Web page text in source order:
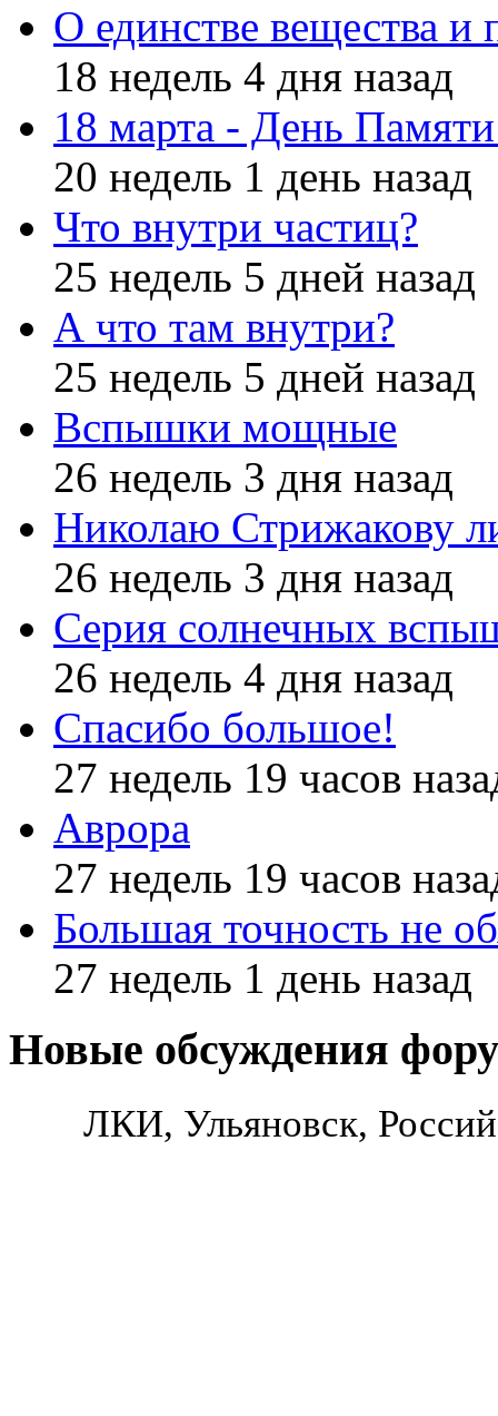
О единстве вещества и
18 недель 4 дня назад
18 марта - День
20 недель 1 день назад
Что внутри частиц?
25 недель 5 дней назад
А что там внутри?
25 недель 5 дней назад
Вспышки мощные
26 недель 3 дня назад
Николаю Стрижакову
26 недель 3 дня назад
Серия солнечных
26 недель 4 дня назад
Спасибо большое!
27 недель 19 часов
Аврора
27 недель 19 часов
Большая точность не
27 недель 1 день назад
Новые обсуждения
ЛКИ, Ульяновск,